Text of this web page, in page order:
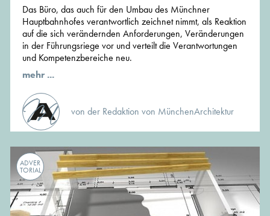
Das Büro, das auch für den Umbau des Münchner
Hauptbahnhofes verantwortlich zeichnet nimmt, als Reaktion
auf die sich verändernden Anforderungen, Veränderungen
in der Führungsriege vor und verteilt die Verantwortungen
und Kompetenzbereiche neu.
mehr ...
von der Redaktion von MünchenArchitektur
ADVER
TORIAL